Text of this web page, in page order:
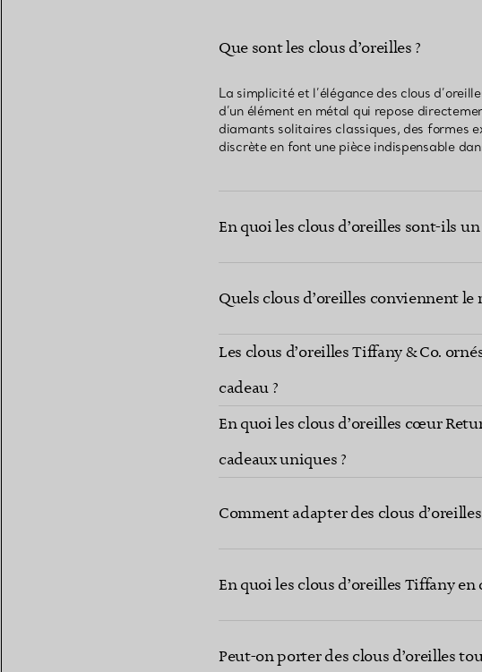
Que sont les clous d’oreilles ?
La simplicité et l’élégance des clous
d’un élément en métal qui repose
diamants solitaires classiques, des formes
discrète en font une pièce indispensable
En quoi les clous d’oreilles sont-ils
Quels clous d’oreilles conviennent
Les clous d’oreilles Tiffany & Co.
cadeau ?
En quoi les clous d’oreilles cœur
cadeaux uniques ?
Comment adapter des clous
En quoi les clous d’oreilles Tiffany
Peut-on porter des clous d’oreilles